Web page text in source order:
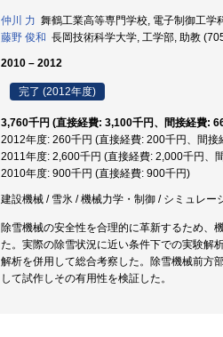
仲川 力 舞鶴工業高等専門学校, 電子制御工学
藤野 俊和 長岡技術科学大学, 工学部, 助教
2010 – 2012
完了 (2012年度)
3,760千円 (直接経費: 3,100千円、間接経費:
2012年度: 260千円 (直接経費: 200千円、間接
2011年度: 2,600千円 (直接経費: 2,000千円、
2010年度: 900千円 (直接経費: 900千円)
建設機械 / 雪氷 / 機械力学・制御 / シミュレー
除雪機械の安全性を合理的に革新するため、
た。実際の除雪状況に近い条件下での実験解
解析を併用して総合考察した。除雪機械前方
して試作しその有用性を検証した。